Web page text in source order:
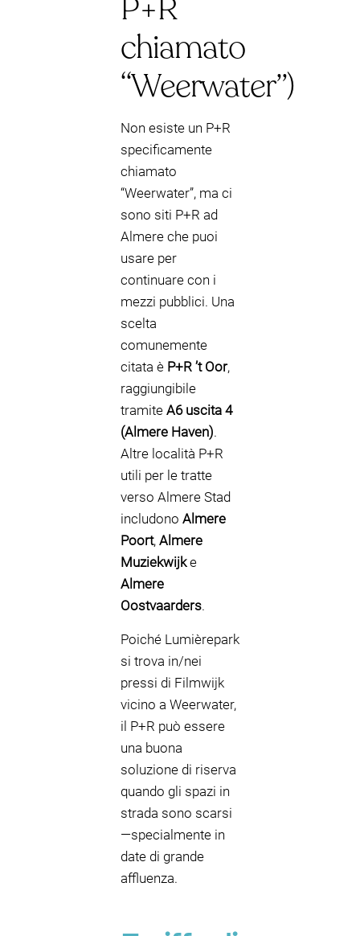
P+R
chiamato
“Weerwater”)
Non esiste un P+R
specificamente
chiamato
“Weerwater”, ma ci
sono siti P+R ad
Almere che puoi
usare per
continuare con i
mezzi pubblici. Una
scelta
comunemente
citata è P+R ’t Oor,
raggiungibile
tramite A6 uscita 4
(Almere Haven).
Altre località P+R
utili per le tratte
verso Almere Stad
includono Almere
Poort, Almere
Muziekwijke
Almere
Oostvaarders.
Poiché Lumièrepark
si trova in/nei
pressi di Filmwijk
vicino a Weerwater,
il P+R può essere
una buona
soluzione di riserva
quando gli spazi in
strada sono scarsi
—specialmente in
date di grande
affluenza.